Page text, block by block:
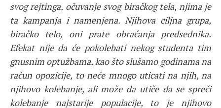
svog rejtinga, očuvanje svog biračkog tela, njima je
ta kampanja i namenjena. Njihova ciljna grupa,
biračko telo, oni prate obraćanja predsednika.
Efekat nije da će pokolebati nekog studenta tim
gnusnim optužbama, kao što slušamo godinama na
račun opozicije, to neće mnogo uticati na njih, na
njihovo kolebanje, ali može da utiče da se spreči
kolebanje najstarije populacije, to je njihovo